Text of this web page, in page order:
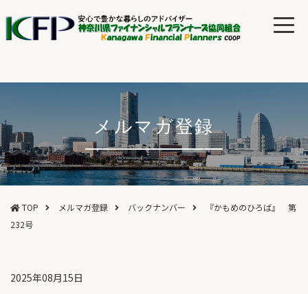
メルマガ登録
TOP メルマガ登録 バックナンバー
『かもめのひろば』 第
232号
2025年08月15日